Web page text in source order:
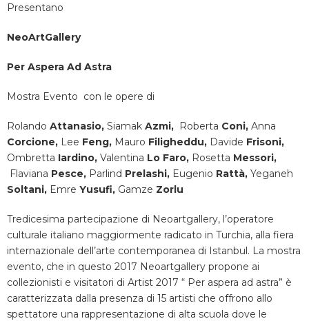
Presentano
NeoArtGallery
Per Aspera Ad Astra
Mostra Evento con le opere di
Rolando Attanasio, Siamak Azmi, Roberta Coni, Anna
Corcione, Lee Feng, Mauro Filigheddu, Davide Frisoni,
Ombretta Iardino, Valentina Lo Faro, Rosetta Messori,
Flaviana Pesce, Parlind Prelashi, Eugenio Rattà, Yeganeh
Soltani, Emre Yusufi, Gamze Zorlu
Tredicesima partecipazione di Neoartgallery, l’operatore
culturale italiano maggiormente radicato in Turchia, alla fiera
internazionale dell’arte contemporanea di Istanbul. La mostra
evento, che in questo 2017 Neoartgallery propone ai
collezionisti e visitatori di Artist 2017 “ Per aspera ad astra” è
caratterizzata dalla presenza di 15 artisti che offrono allo
spettatore una rappresentazione di alta scuola dove le